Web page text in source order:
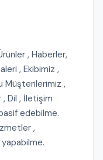
, Haberler,
, Ekibimiz ,
Müşterilerimiz ,
, Dil , İletişim
edebilme.
,
yapabilme.